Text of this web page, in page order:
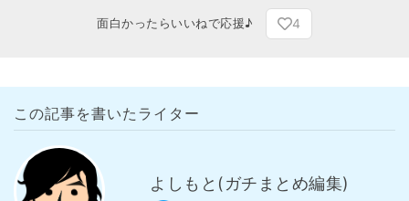
面白かったらいいねで応援♪ 4
この記事を書いたライター
よしもと(ガチまとめ編集)